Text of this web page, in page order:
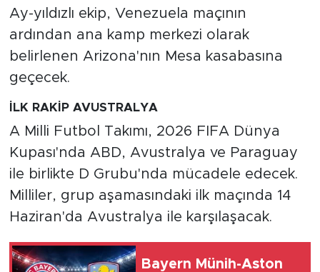
Ay-yıldızlı ekip, Venezuela maçının
ardından ana kamp merkezi olarak
belirlenen Arizona'nın Mesa kasabasına
geçecek.
İLK RAKİP AVUSTRALYA
A Milli Futbol Takımı, 2026 FIFA Dünya
Kupası'nda ABD, Avustralya ve Paraguay
ile birlikte D Grubu'nda mücadele edecek.
Milliler, grup aşamasındaki ilk maçında 14
Haziran'da Avustralya ile karşılaşacak.
Bayern Münih-Aston